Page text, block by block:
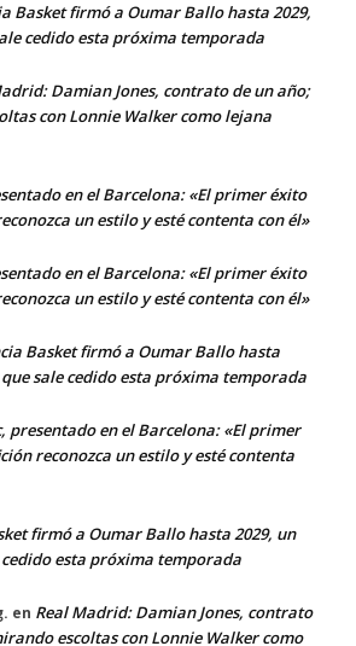
Basket firmó a Oumar Ballo hasta 2029,
cedido esta próxima temporada
Damian Jones, contrato de un año;
con Lonnie Walker como lejana
en el Barcelona: «El primer éxito
un estilo y esté contenta con él»
en el Barcelona: «El primer éxito
un estilo y esté contenta con él»
Basket firmó a Oumar Ballo hasta
sale cedido esta próxima temporada
presentado en el Barcelona: «El primer
reconozca un estilo y esté contenta
firmó a Oumar Ballo hasta 2029, un
esta próxima temporada
en Real Madrid: Damian Jones, contrato
escoltas con Lonnie Walker como